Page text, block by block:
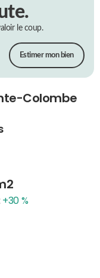
le coup.
Estimer mon bien
Colombe
+30 %